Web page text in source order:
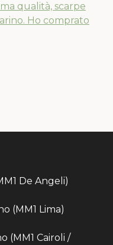
qualità, scarpe
Ho comprato
De Angeli)
(MM1 Lima)
(MM1 Cairoli /